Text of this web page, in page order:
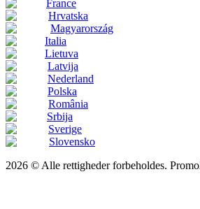
France
Hrvatska
Magyarország
Italia
Lietuva
Latvija
Nederland
Polska
România
Srbija
Sverige
Slovensko
2026 © Alle rettigheder forbeholdes.